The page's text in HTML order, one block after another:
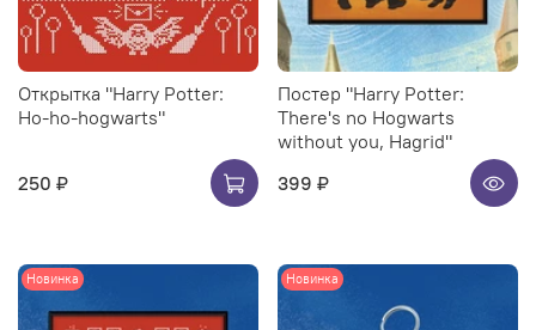
Открытка "Harry Potter:
Ho-ho-hogwarts"
250 ₽
Постер "Harry Potter:
There's no Hogwarts
without you, Hagrid"
399 ₽
Новинка Новинка